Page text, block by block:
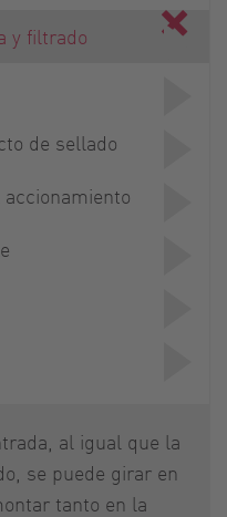
y filtrado
de sellado
al igual que la
se puede girar en
tanto en la